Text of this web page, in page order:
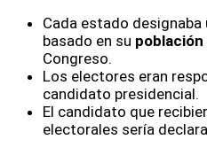
Cada estado
basado en su población
Congreso.
Los electores eran
candidato presidencial.
El candidato que
electorales sería